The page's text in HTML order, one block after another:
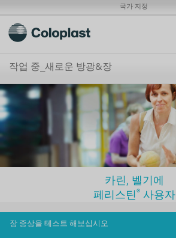
국가 지정
작업 중_새로운 방광&장
카린, 벨기에
페리스틴®사용자
장 증상을 테스트 해보십시오